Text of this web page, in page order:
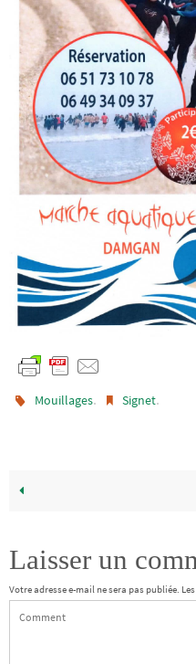
Mouillages. Signet.
Laisser un
Votre adresse e-mail ne sera pas publiée.